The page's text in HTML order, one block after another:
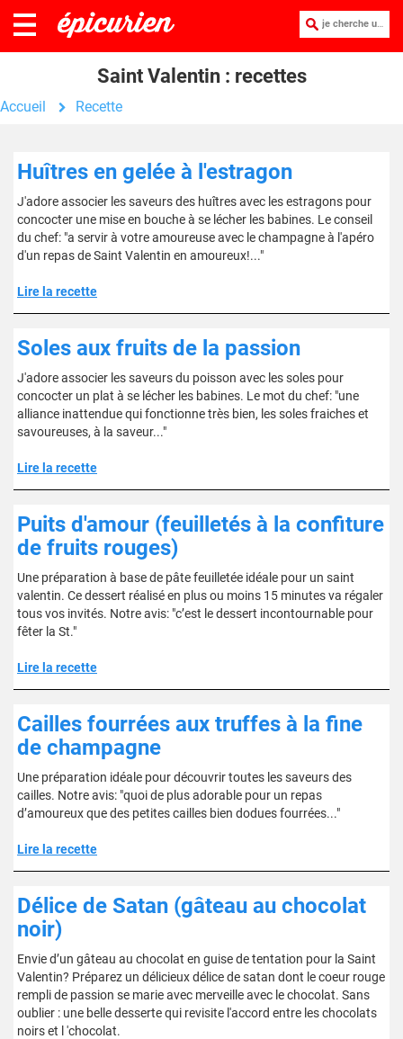
je cherche une recette :
Saint Valentin : recettes
Accueil Recette
Huîtres en gelée à l'estragon
J'adore associer les saveurs des huîtres avec les estragons pour
concocter une mise en bouche à se lécher les babines. Le conseil
du chef: "a servir à votre amoureuse avec le champagne à l'apéro
d'un repas de Saint Valentin en amoureux!..."
Lire la recette
Soles aux fruits de la passion
J'adore associer les saveurs du poisson avec les soles pour
concocter un plat à se lécher les babines. Le mot du chef: "une
alliance inattendue qui fonctionne très bien, les soles fraiches et
savoureuses, à la saveur..."
Lire la recette
Puits d'amour (feuilletés à la confiture
de fruits rouges)
Une préparation à base de pâte feuilletée idéale pour un saint
valentin. Ce dessert réalisé en plus ou moins 15 minutes va régaler
tous vos invités. Notre avis: "c’est le dessert incontournable pour
fêter la St."
Lire la recette
Cailles fourrées aux truffes à la fine
de champagne
Une préparation idéale pour découvrir toutes les saveurs des
cailles. Notre avis: "quoi de plus adorable pour un repas
d’amoureux que des petites cailles bien dodues fourrées..."
Lire la recette
Délice de Satan (gâteau au chocolat
noir)
Envie d’un gâteau au chocolat en guise de tentation pour la Saint
Valentin? Préparez un délicieux délice de satan dont le coeur rouge
rempli de passion se marie avec merveille avec le chocolat. Sans
oublier : une belle desserte qui revisite l'accord entre les chocolats
noirs et l 'chocolat.